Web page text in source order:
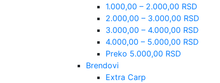
1.000,00 – 2.000,00 RSD
2.000,00 – 3.000,00 RSD
3.000,00 – 4.000,00 RSD
4.000,00 – 5.000,00 RSD
Preko 5.000,00 RSD
Brendovi
Extra Carp